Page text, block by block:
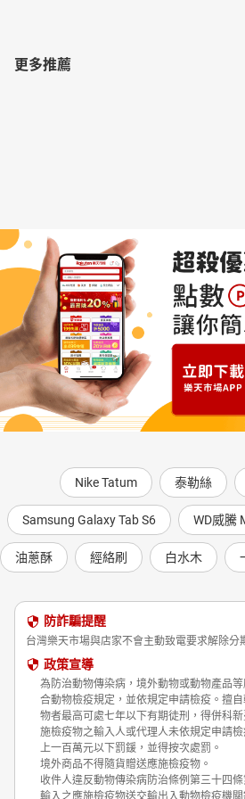
更多推薦
Nike Tatum 泰勒絲
Samsung Galaxy Tab S6 WD威騰
油蔥酥 經絡刷 白水木
防詐騙提醒
台灣樂天市場與店家不會主動致電要求解除分
政策宣導
為防治動物傳染病，境外動物或動物產品
合動物檢疫規定，並依規定申請檢疫。擅
物者最高可處七年以下有期徒刑，得併科
施檢疫物之輸入人或代理人未依規定申請
上一百萬元以下罰鍰，並得按次處罰。
境外商品不得隨貨贈送應施檢疫物。
收件人違反動物傳染病防治條例第三十四
輸入之應施檢疫物送交輸出入動物檢疫機